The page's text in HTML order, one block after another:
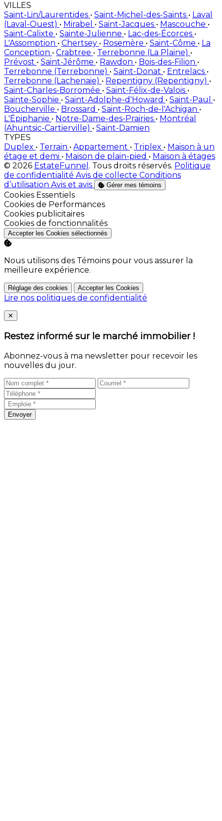
VILLES
Saint-Lin/Laurentides • Saint-Michel-des-Saints • Laval
(Laval-Ouest) • Mirabel • Saint-Jacques • Mascouche •
Saint-Calixte • Sainte-Julienne • Lac-des-Écorces •
L'Assomption • Chertsey • Rosemère • Saint-Côme • La
Conception • Crabtree • Terrebonne (La Plaine) •
Prévost • Saint-Jérôme • Rawdon • Bois-des-Filion •
Terrebonne (Terrebonne) • Saint-Donat • Entrelacs •
Terrebonne (Lachenaie) • Repentigny (Repentigny) •
Saint-Charles-Borromée • Saint-Félix-de-Valois •
Sainte-Sophie • Saint-Adolphe-d'Howard • Saint-Paul •
Boucherville • Brossard • Saint-Roch-de-l'Achigan •
L'Épiphanie • Notre-Dame-des-Prairies • Montréal
(Ahuntsic-Cartierville) • Saint-Damien
TYPES
Duplex • Terrain • Appartement • Triplex • Maison à un
étage et demi • Maison de plain-pied • Maison à étages
© 2026 EstateFunnel . Tous droits réservés. Politique
de confidentialité Avis de collecte Conditions
d’utilisation Avis et avis Gérer mes témoins
Activer
Cookies Essentiels
Activer
Cookies de Performances
Activer
Cookies publicitaires
Activer
Cookies de fonctionnalités
Accepter les Cookies sélectionnés
Nous utilisons des Témoins pour vous assurer la
meilleure expérience.
Réglage des cookies Accepter les Cookies
Lire nos politiques de confidentialité
Close
✕
Restez informé sur le marché immobilier !
Abonnez-vous à ma newsletter pour recevoir les
nouvelles du jour.
Envoyer